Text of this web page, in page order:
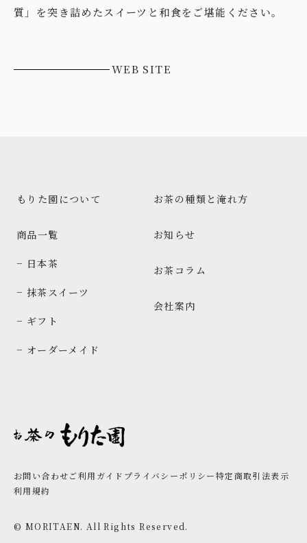
質」を突き詰めたスイーツと和食をご堪能ください。
WEB SITE
もりた園について
商品一覧
− 日本茶
− 抹茶スイーツ
− ギフト
− オーダーメイド
お茶の種類と淹れ方
お知らせ
お茶コラム
会社案内
お問い合わせご利用ガイド プライバシーポリシー特定商取引法表示
利用規約
© MORITAEN. All Rights Reserved.